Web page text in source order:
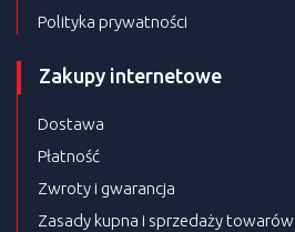
Polityka prywatności
Zakupy internetowe
Dostawa
Płatność
Zwroty i gwarancja
Zasady kupna i sprzedaży towarów